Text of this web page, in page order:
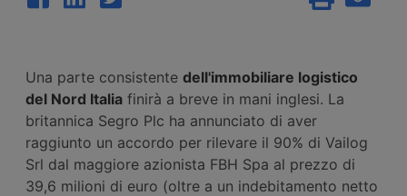
Una parte consistente dell'immobiliare logistico
del Nord Italia finirà a breve in mani inglesi. La
britannica Segro Plc ha annunciato di aver
raggiunto un accordo per rilevare il 90% di Vailog
Srl dal maggiore azionista FBH Spa al prezzo di
39,6 milioni di euro (oltre a un indebitamento netto